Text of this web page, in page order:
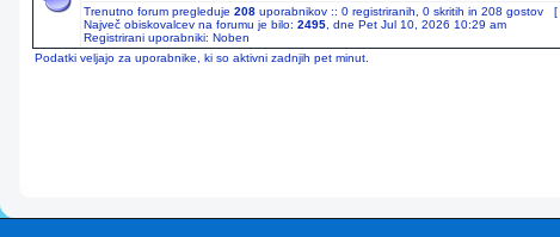
Trenutno forum pregleduje 208 uporabnikov :: 0 registriranih, 0 skritih in 208 gostov [
Največ obiskovalcev na forumu je bilo: 2495 , dne Pet Jul 10, 2026 10:29 am
Registrirani uporabniki: Noben
Podatki veljajo za uporabnike, ki so aktivni zadnjih pet minut.